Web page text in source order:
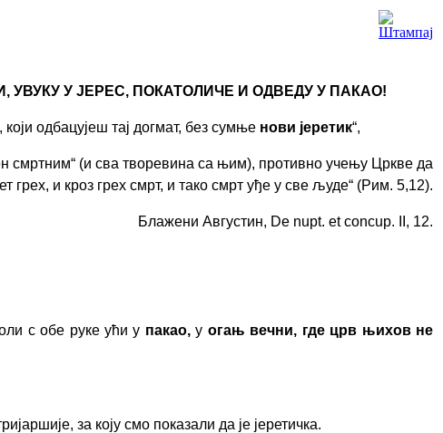
У ЈЕРЕС, ПОКАТОЛИЧЕ И ОДВЕДУ У ПАКАО!
одбацујеш тај догмат, без сумње нови јеретик“,
смртним“ (и сва творевина са њим), противно учењу Цркве да
грех, и кроз грех смрт, и тако смрт уђе у све људе“ (Рим. 5,12).
Блажени Августин, De nupt. et concup. II, 12.
с обе руке ући у пакао,у огањ вечни, где црв њихов не
за коју смо показали да је јеретичка.